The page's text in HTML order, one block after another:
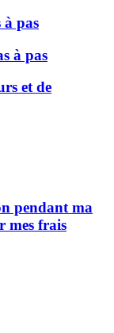
à pas
à pas
et de
pendant ma
mes frais